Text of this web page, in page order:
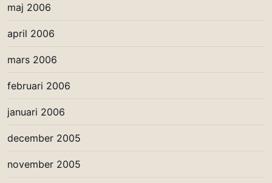
maj 2006
april 2006
mars 2006
februari 2006
januari 2006
december 2005
november 2005